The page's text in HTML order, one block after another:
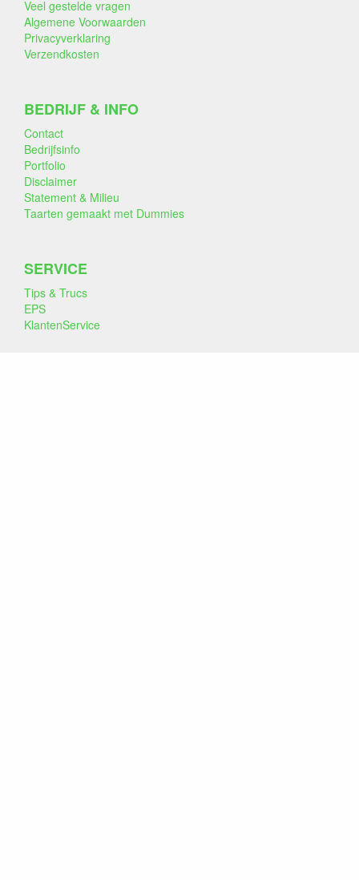
Veel gestelde vragen
Algemene Voorwaarden
Privacyverklaring
Verzendkosten
BEDRIJF & INFO
Contact
Bedrijfsinfo
Portfolio
Disclaimer
Statement & Milieu
Taarten gemaakt met Dummies
SERVICE
Tips & Trucs
EPS
KlantenService